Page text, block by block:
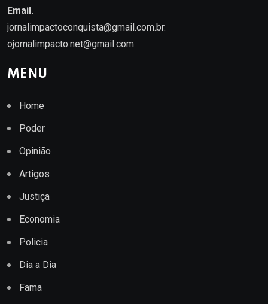
Email.
jornalimpactoconquista@gmail.com.br.
ojornalimpacto.net@gmail.com
MENU
Home
Poder
Opinião
Artigos
Justiça
Economia
Policia
Dia a Dia
Fama